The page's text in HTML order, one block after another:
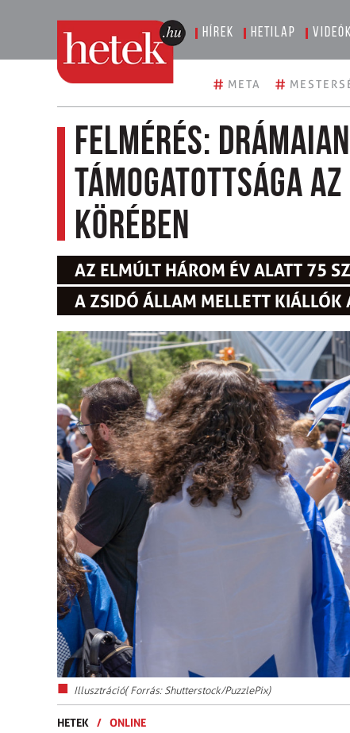
Hírek Hetilap Videók
# META #
Felmérés:
támogatottsága
körében
AZ ELMÚLT HÁROM ÉV ALATT 75
A ZSIDÓ ÁLLAM MELLETT KIÁLLÓK
Illusztráció( Forrás: Shutterstock/PuzzlePix)
HETEK / ONLINE